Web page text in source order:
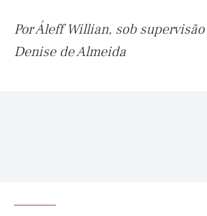
Por Áleff Willian, sob
Denise de Almeida